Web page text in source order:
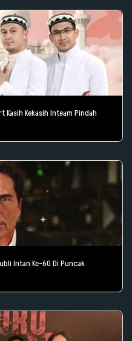
Kasih Kekasih Inteam Pindah
Intan Ke-60 Di Puncak